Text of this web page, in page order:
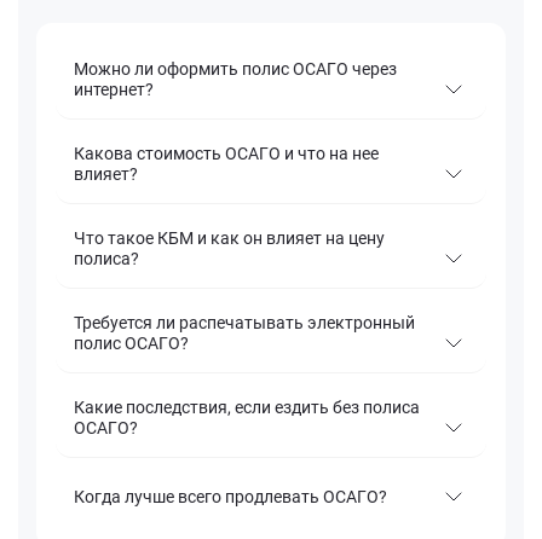
Можно ли оформить полис ОСАГО через
интернет?
Какова стоимость ОСАГО и что на нее
влияет?
Что такое КБМ и как он влияет на цену
полиса?
Требуется ли распечатывать электронный
полис ОСАГО?
Какие последствия, если ездить без полиса
ОСАГО?
Когда лучше всего продлевать ОСАГО?